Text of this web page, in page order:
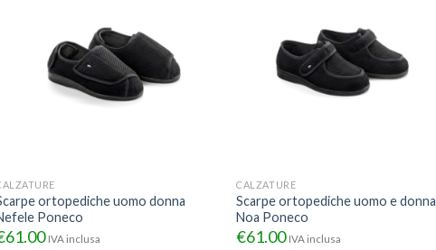
ortopediche uomo donna
Poneco
61.00 IVA inclusa
CALZATURE
Scarpe ortopediche uomo e donna
Noa Poneco
€61.00 IVA inclusa